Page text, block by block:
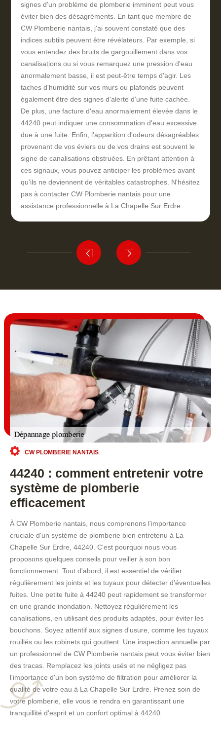
signes d'un problème de plomberie imminent peut vous
éviter bien des désagréments. En tant que membre de
CW Plomberie nantais, j'ai souvent constaté que des
indices subtils peuvent être révélateurs. Par exemple, si
vous entendez des bruits de gargouillement dans vos
canalisations ou si vous remarquez une pression d'eau
anormalement basse, il est peut-être temps d'agir. Les
taches d'humidité sur vos murs ou plafonds peuvent
également être des signes d'alerte d'une fuite cachée.
De plus, une facture d'eau anormalement élevée dans le
44240 peut indiquer une consommation d'eau excessive
due à une fuite. Enfin, l'apparition d'odeurs désagréables
provenant de vos éviers ou de vos drains est souvent le
signe de canalisations obstruées. En prêtant attention à
ces signaux, vous pouvez anticiper les problèmes avant
qu'ils ne deviennent de véritables catastrophes. N'hésitez
pas à contacter CW Plomberie nantais pour une
assistance professionnelle à La Chapelle Sur Erdre.
CW PLOMBERIE NANTAIS
44240 : comment entretenir votre
système de plomberie
efficacement
À CW Plomberie nantais, nous comprenons l'importance
cruciale d'un système de plomberie bien entretenu à La
Chapelle Sur Erdre, 44240. C'est pourquoi nous vous
proposons quelques conseils pour veiller à son bon
fonctionnement. Tout d'abord, il est essentiel de vérifier
régulièrement les joints et les tuyaux pour détecter d'éventuelles
fuites. Une petite fuite à 44240 peut rapidement se transformer
en une grande inondation. Nettoyez régulièrement les
canalisations, en utilisant des produits adaptés, pour éviter les
bouchons. Soyez attentif aux signes d'usure, comme les tuyaux
rouillés ou les robinets qui gouttent. Une inspection annuelle par
un professionnel de CW Plomberie nantais peut vous éviter bien
des tracas. Remplacez les joints usés et ne négligez pas
l'importance d'un bon système de filtration pour améliorer la
qualité de votre eau à La Chapelle Sur Erdre. Prenez soin de
votre plomberie, elle vous le rendra en garantissant une
tranquillité d'esprit et un confort optimal à 44240.